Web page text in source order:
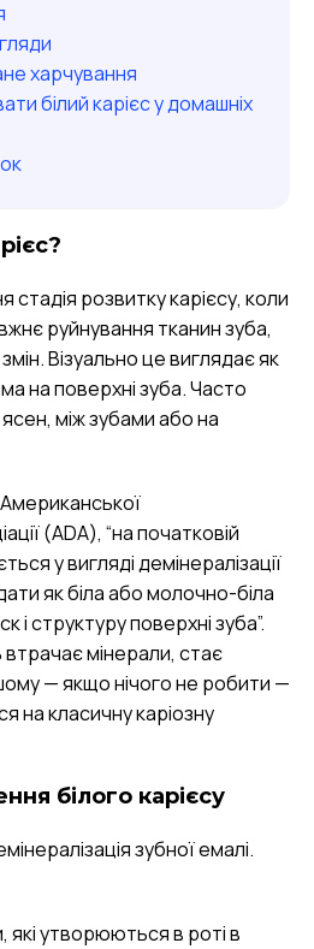
харчування
білий карієс у домашніх
стадія розвитку карієсу, коли
руйнування тканин зуба,
Візуально це виглядає як
на поверхні зуба. Часто
між зубами або на
(ADA), “на початковій
у вигляді демінералізації
як біла або молочно-біла
і структуру поверхні зуба”.
мінерали, стає
— якщо нічого не робити —
на класичну каріозну
білого карієсу
зубної емалі.
утворюються в роті в